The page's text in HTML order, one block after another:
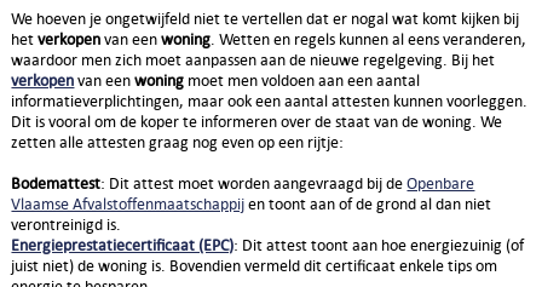
We hoeven je ongetwijfeld niet te vertellen dat er nogal wat komt kijken bij
hetverkopenvan eenwoning. Wetten en regels kunnen al eens veranderen,
waardoor men zich moet aanpassen aan de nieuwe regelgeving. Bij het
verkopenvan eenwoning moet men voldoen aan een aantal
informatieverplichtingen, maar ook een aantal attesten kunnen voorleggen.
Dit is vooral om de koper te informeren over de staat van de woning. We
zetten alle attesten graag nog even op een rijtje:
Bodemattest: Dit attest moet worden aangevraagd bij deOpenbare
Vlaamse Afvalstoffenmaatschappijen toont aan of de grond al dan niet
verontreinigd is.
Energieprestatiecertificaat (EPC): Dit attest toont aan hoe energiezuinig (of
juist niet) de woning is. Bovendien vermeld dit certificaat enkele tips om